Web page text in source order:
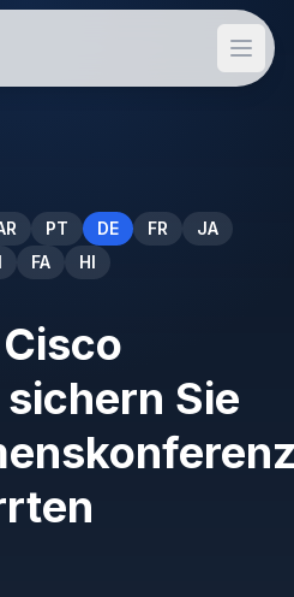
PT DE FR
JA
FA HI
Sie